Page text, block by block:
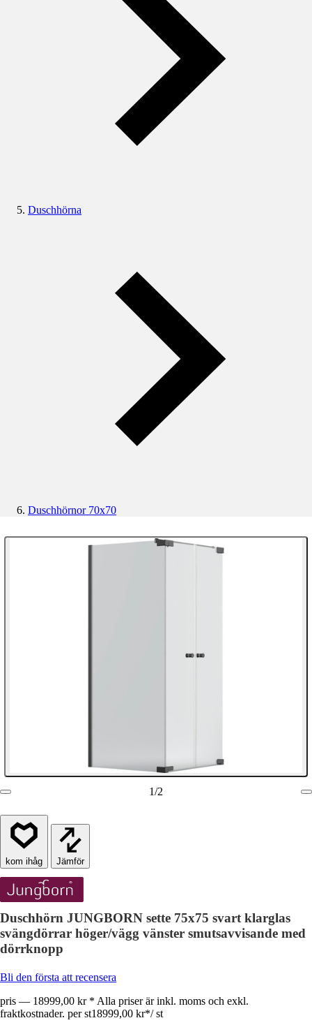
Duschhörna
Duschhörnor 70x70
1/2
Jämför
Duschhörn JUNGBORN sette 75x75 svart klarglas
svängdörrar höger/vägg vänster smutsavvisande med
dörrknopp
Bli den första att recensera
pris — 18999,00 kr * Alla priser är inkl. moms och exkl.
fraktkostnader. per st18999,00 kr*/ st